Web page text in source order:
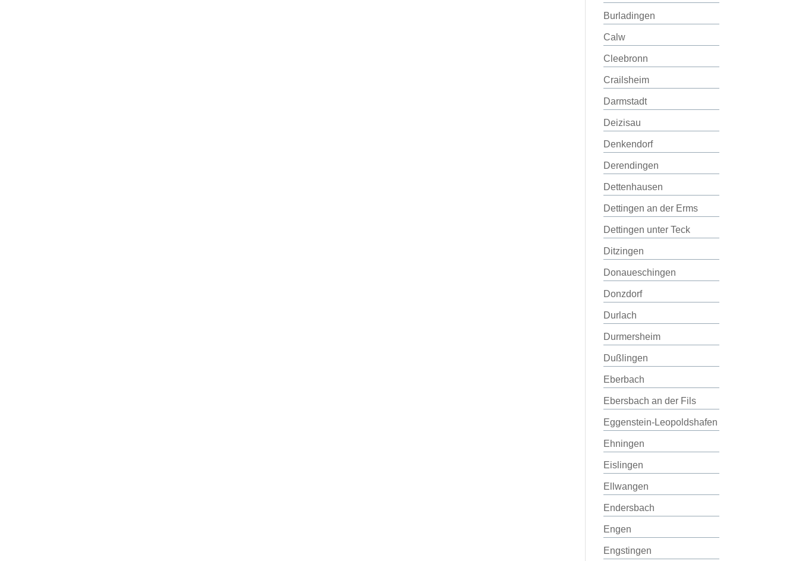
Burladingen
Calw
Cleebronn
Crailsheim
Darmstadt
Deizisau
Denkendorf
Derendingen
Dettenhausen
Dettingen an der Erms
Dettingen unter Teck
Ditzingen
Donaueschingen
Donzdorf
Durlach
Durmersheim
Dußlingen
Eberbach
Ebersbach an der Fils
Eggenstein-Leopoldshafen
Ehningen
Eislingen
Ellwangen
Endersbach
Engen
Engstingen